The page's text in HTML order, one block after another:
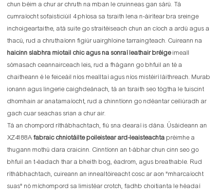
chun béim a chur ar chruth na mban le cruinneas gan sárú. Tá
cumraíocht sofaisticiúil 4 phíosa sa tsraith lena n-áirítear bra sreinge
inchoigeartaithe, atá suite go straitéiseach chun an cíoch a ardú agus a
thacú, rud a chruthaíonn figiúr uairghloine tarraingteach. Cuireann na
haicinn slabhra miotail chic agus na sonraí leathair bréigeimeall
sómasach ceannairceach leis, rud a fhágann go bhfuil an té a
chaitheann é le feiceáil níos mealltaí agus níos mistéirí láithreach. Murab
ionann agus lingerie caighdeánach, tá an tsraith seo tógtha le tuiscint
dhomhain ar anatamaíocht, rud a chinntíonn go ndéantar ceiliúradh ar
gach cuar seachas srian a chur air.
Tá an chompord ríthábhachtach, fiú sna dearaí is dána. Úsáideann an
XZ4188Afabraic chniotáilte poileistear ard-leaisteachta préimhe a
thugann mothú dara craicinn. Cinntíonn an t-ábhar chun cinn seo go
bhfuil an t-éadach thar a bheith bog, éadrom, agus breathable. Rud
ríthábhachtach, cuireann an innealtóireacht cosc ​​​​ar aon "mharcaíocht
suas" nó míchompord sa limistéar crotch, fadhb choitianta le héadaí